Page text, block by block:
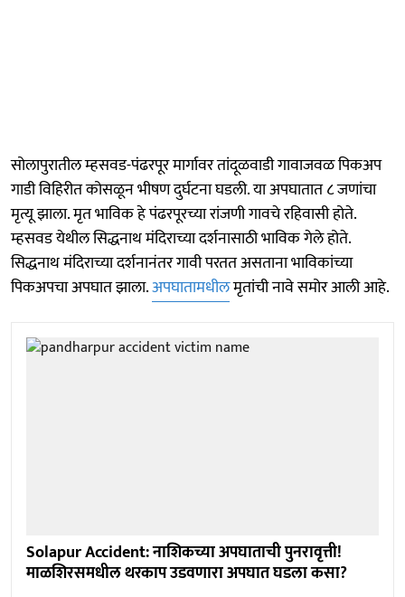
सोलापुरातील म्हसवड-पंढरपूर मार्गावर तांदूळवाडी गावाजवळ पिकअप
गाडी विहिरीत कोसळून भीषण दुर्घटना घडली. या अपघातात ८ जणांचा
मृत्यू झाला. मृत भाविक हे पंढरपूरच्या रांजणी गावचे रहिवासी होते.
म्हसवड येथील सिद्धनाथ मंदिराच्या दर्शनासाठी भाविक गेले होते.
सिद्धनाथ मंदिराच्या दर्शनानंतर गावी परतत असताना भाविकांच्या
पिकअपचा अपघात झाला.अपघातामधीलमृतांची नावे समोर आली आहे.
Solapur Accident: नाशिकच्या अपघाताची पुनरावृत्ती!
माळशिरसमधील थरकाप उडवणारा अपघात घडला कसा?